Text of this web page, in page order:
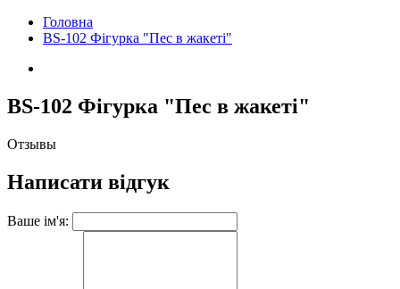
Головна
BS-102 Фігурка "Пес в жакеті"
BS-102 Фігурка "Пес в жакеті"
Отзывы
Написати відгук
Ваше ім'я: